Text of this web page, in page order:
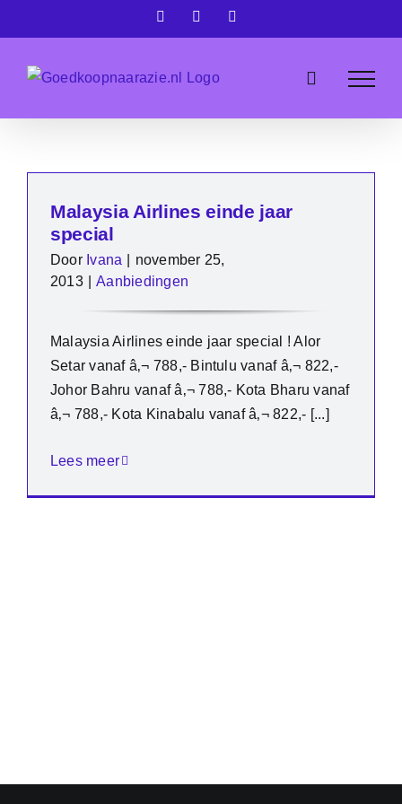
naar
Facebook
Malaysia Airlines einde jaar
special
Door Ivana
november 25,
2013
Aanbiedingen
Malaysia Airlines einde jaar special ! Alor
Setar vanaf â‚¬ 788,- Bintulu vanaf â‚¬ 822,-
Johor Bahru vanaf â‚¬ 788,- Kota Bharu vanaf
â‚¬ 788,- Kota Kinabalu vanaf â‚¬ 822,- [...]
Lees meer